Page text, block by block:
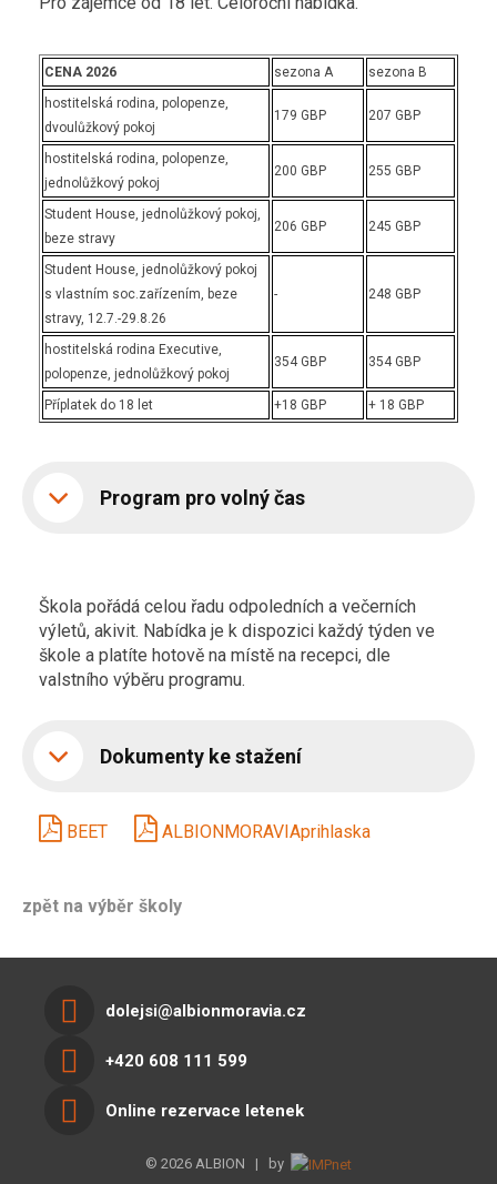
CENA 2026 sezona A
sezona B
hostitelská rodina, polopenze,
dvoulůžkový pokoj
179 GBP 207 GBP
hostitelská rodina, polopenze,
jednolůžkový pokoj
200 GBP 255 GBP
Student House, jednolůžkový pokoj,
beze stravy
206 GBP 245 GBP
Student House, jednolůžkový pokoj
s vlastním soc.zařízením, beze
stravy, 12.7.-29.8.26
- 248 GBP
hostitelská rodina Executive,
polopenze, jednolůžkový pokoj
354 GBP 354 GBP
Příplatek do 18 let +18 GBP + 18 GBP
Program pro volný čas
Škola pořádá celou řadu odpoledních a večerních
výletů, akivit. Nabídka je k dispozici každý týden ve
škole a platíte hotově na místě na recepci, dle
valstního výběru programu.
Dokumenty ke stažení
BEET ALBIONMORAVIAprihlaska
zpět na výběr školy
dolejsi@albionmoravia.cz
+420 608 111 599
Online rezervace letenek
© 2026 ALBION | by